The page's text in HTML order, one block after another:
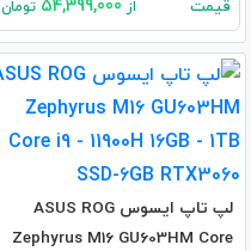
قیمت از تومان
لپ تاپ ایسوس ASUS ROG
Zephyrus M16 GU603HM Core